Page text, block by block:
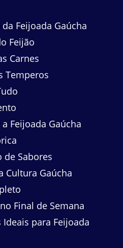
Feijoada Gaúcha
Feijão
Carnes
Temperos
Feijoada Gaúcha
de Sabores
Cultura Gaúcha
Final de Semana
para Feijoada